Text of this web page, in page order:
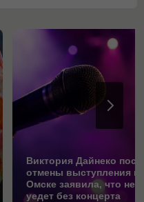
Виктория Дайнеко
отмены выступления в
Омске заявила, что не
уедет без концерта